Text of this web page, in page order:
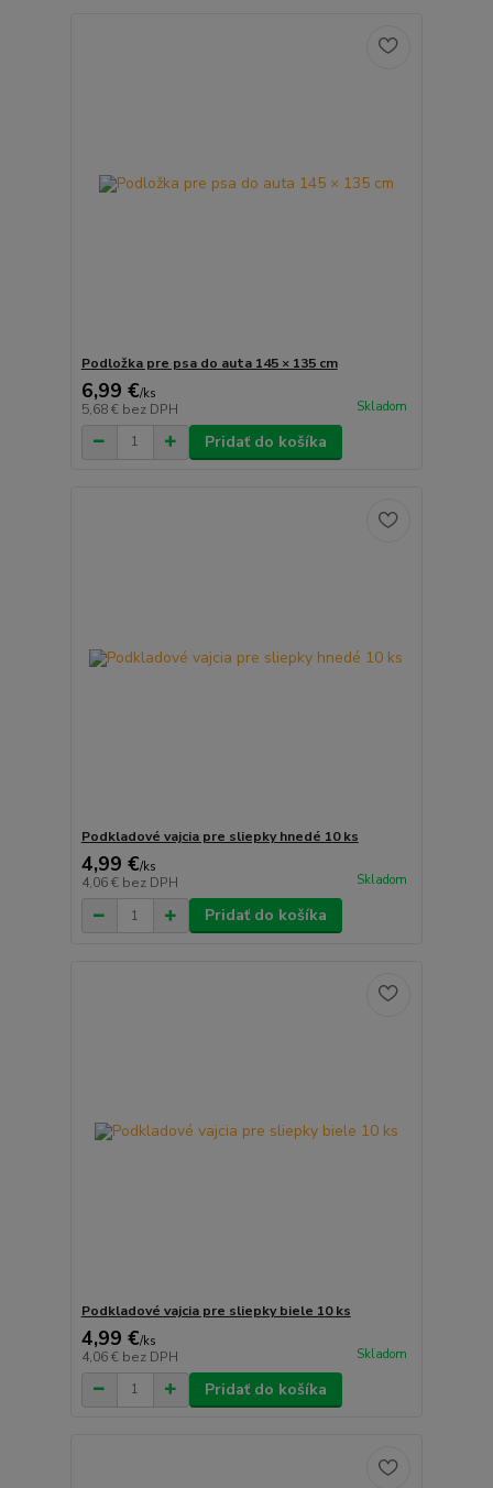
Podložka pre psa do auta 145 × 135 cm
6,99 €/ks
5,68 € bez DPH Skladom
Pridať do košíka
Podkladové vajcia pre sliepky hnedé 10 ks
4,99 €/ks
4,06 € bez DPH Skladom
Pridať do košíka
Podkladové vajcia pre sliepky biele 10 ks
4,99 €/ks
4,06 € bez DPH Skladom
Pridať do košíka